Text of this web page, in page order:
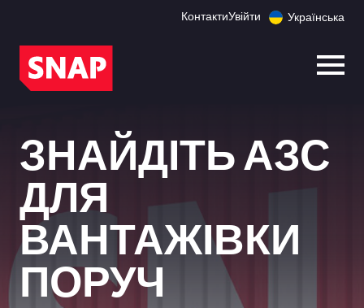
КонтактиУвійти Українська
ЗНАЙДІТЬ АЗС
ДЛЯ
ВАНТАЖІВКИ
ПОРУЧ